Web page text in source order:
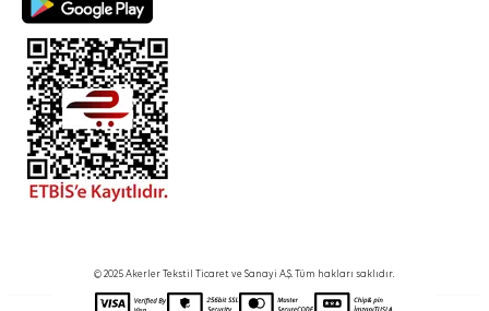
© 2025 Akerler Tekstil Ticaret ve Sanayi A.Ş. Tüm hakları saklıdır.